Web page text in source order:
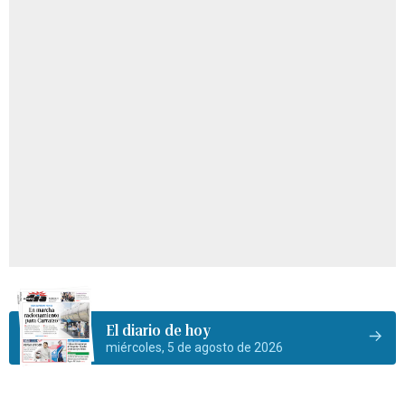
El diario de hoy
miércoles, 5 de agosto de 2026